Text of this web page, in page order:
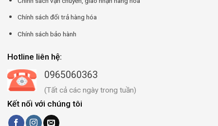
Chính sách đổi trả hàng hóa
Chính sách bảo hành
Hotline liên hệ:
0965060363
(Tất cả các ngày trong tuần)
Kết nối với chúng tôi